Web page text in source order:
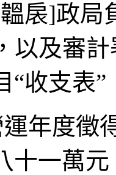
扆]政局
以及審
“收支表”
年度徵
十一萬